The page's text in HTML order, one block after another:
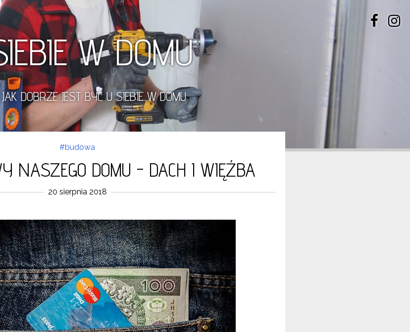
W DOMU
DOBRZE JEST BYĆ U SIEBIE W DOMU
#budowa
NASZEGO DOMU - DACH I WIĘŹBA
20 sierpnia 2018